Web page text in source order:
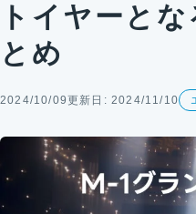
トイヤーと
とめ
2024/10/09更新日: 2024/11/10